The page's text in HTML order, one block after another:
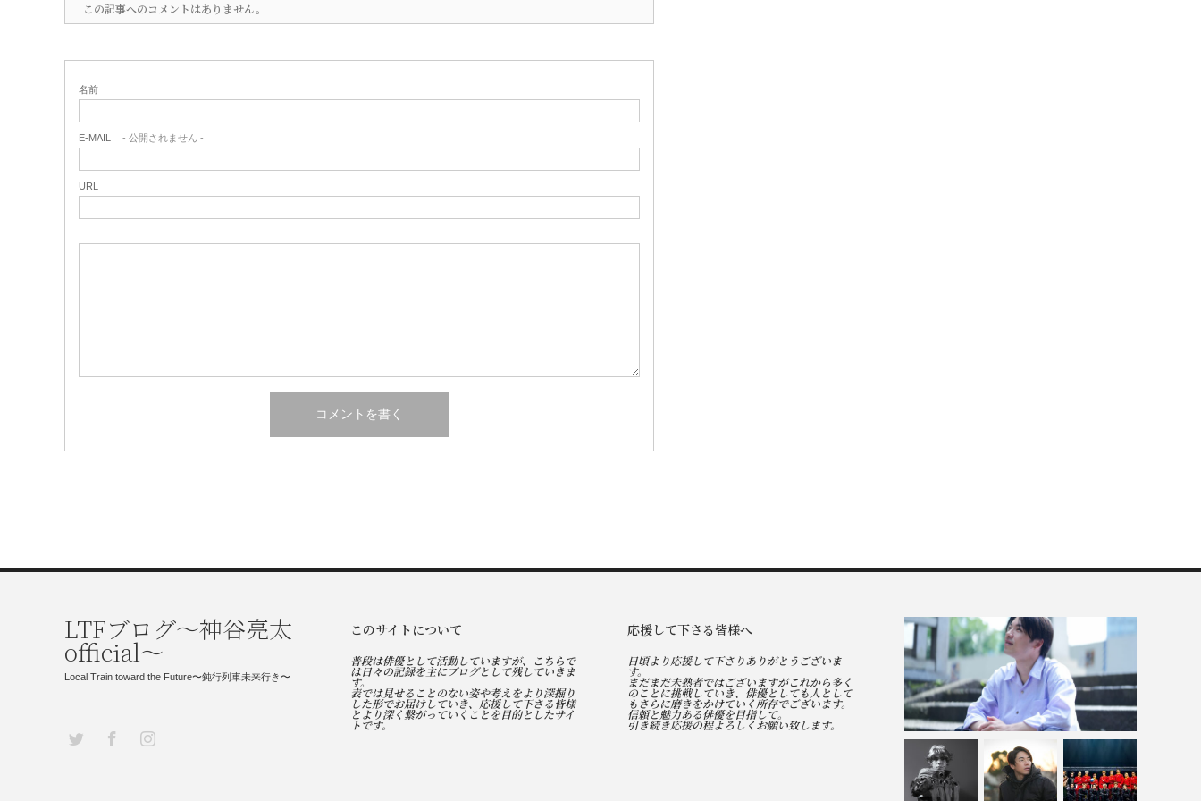
この記事へのコメントはありません。
名前
E-MAIL - 公開されません -
URL
このサイトについて
普段は俳優として活動していますが、こちらで
は日々の記録を主にブログとして残していきま
す。
表では見せることのない姿や考えをより深掘り
した形でお届けしていき、応援して下さる皆様
とより深く繋がっていくことを目的としたサイ
トです。
応援して下さる皆様へ
日頃より応援して下さりありがとうございま
す。
まだまだ未熟者ではございますがこれから多く
のことに挑戦していき、俳優としても人として
もさらに磨きをかけていく所存でございます。
信頼と魅力ある俳優を目指して。
引き続き応援の程よろしくお願い致します。
LTFブログ〜神谷亮太
official〜
Local Train toward the Future〜鈍行列車未来行き〜
Twitter Facebook